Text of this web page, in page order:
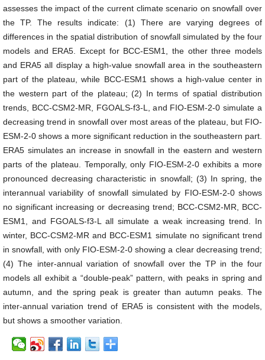
assesses the impact of the current climate scenario on snowfall over
the TP. The results indicate: (1) There are varying degrees of
differences in the spatial distribution of snowfall simulated by the four
models and ERA5. Except for BCC-ESM1, the other three models
and ERA5 all display a high-value snowfall area in the southeastern
part of the plateau, while BCC-ESM1 shows a high-value center in
the western part of the plateau; (2) In terms of spatial distribution
trends, BCC-CSM2-MR, FGOALS-f3-L, and FIO-ESM-2-0 simulate a
decreasing trend in snowfall over most areas of the plateau, but FIO-
ESM-2-0 shows a more significant reduction in the southeastern part.
ERA5 simulates an increase in snowfall in the eastern and western
parts of the plateau. Temporally, only FIO-ESM-2-0 exhibits a more
pronounced decreasing characteristic in snowfall; (3) In spring, the
interannual variability of snowfall simulated by FIO-ESM-2-0 shows
no significant increasing or decreasing trend; BCC-CSM2-MR, BCC-
ESM1, and FGOALS-f3-L all simulate a weak increasing trend. In
winter, BCC-CSM2-MR and BCC-ESM1 simulate no significant trend
in snowfall, with only FIO-ESM-2-0 showing a clear decreasing trend;
(4) The inter-annual variation of snowfall over the TP in the four
models all exhibit a “double-peak” pattern, with peaks in spring and
autumn, and the spring peak is greater than autumn peaks. The
inter-annual variation trend of ERA5 is consistent with the models,
but shows a smoother variation.